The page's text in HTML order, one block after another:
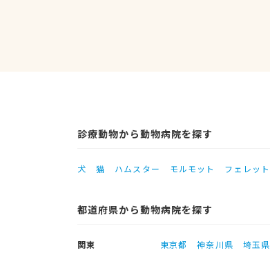
診療動物から動物病院を探す
犬 猫 ハムスター モルモット フェレット
都道府県から動物病院を探す
関東 東京都 神奈川県 埼玉県